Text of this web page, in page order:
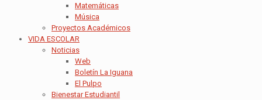
Matemáticas
Música
Proyectos Académicos
VIDA ESCOLAR
Noticias
Web
Boletín La Iguana
El Pulpo
Bienestar Estudiantil